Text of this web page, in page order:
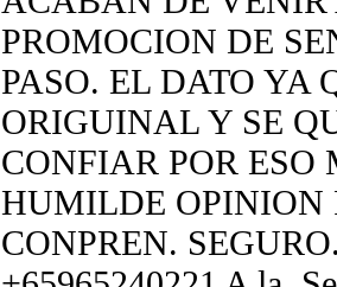
PROMOCION DE
PASO. EL DATO YA
ORIGUINAL Y SE
CONFIAR POR ESO
HUMILDE OPINION
CONPREN.